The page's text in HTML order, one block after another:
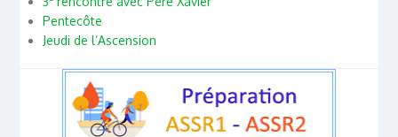
Pentecôte
Jeudi de l’Ascension